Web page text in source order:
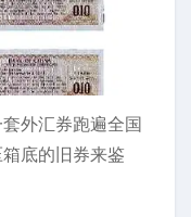
外汇券跑遍全国
底的旧券来鉴